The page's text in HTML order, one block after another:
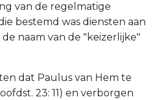
van de regelmatige
bestemd was diensten aan
naam van de "keizerlijke"
dat Paulus van Hem te
23: 11) en verborgen